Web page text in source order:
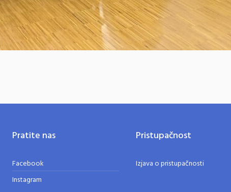
Pratite nas
Facebook
Instagram
Pristupačnost
Izjava o pristupačnosti